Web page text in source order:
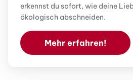
erkennst du sofort, wie deine
ökologisch abschneiden.
Mehr erfahren!